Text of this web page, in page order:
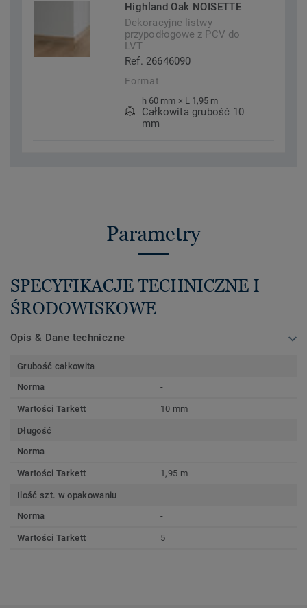
Highland Oak NOISETTE
Dekoracyjne listwy
przypodłogowe z PCV do
LVT
Ref. 26646090
Format
h 60 mm × L 1,95 m
Całkowita grubość 10
mm
Parametry
SPECYFIKACJE TECHNICZNE I
ŚRODOWISKOWE
Opis & Dane techniczne
Grubość całkowita
Norma
-
Wartości Tarkett 10 mm
Długość
Norma
-
Wartości Tarkett 1,95 m
Ilość szt. w opakowaniu
Norma
-
Wartości Tarkett 5